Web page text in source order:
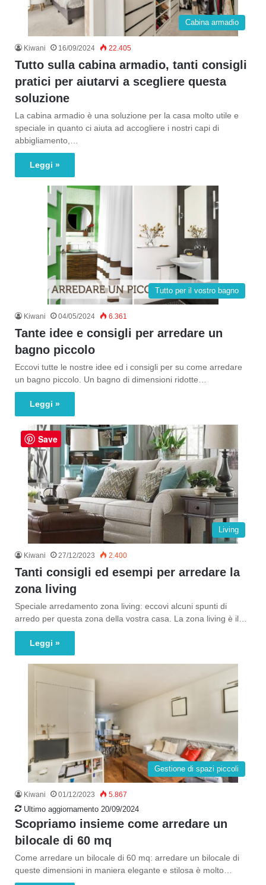
Cabina armadio
Kiwani 16/09/2024 22.405
Tutto sulla cabina armadio, tanti consigli
pratici per aiutarvi a scegliere questa
soluzione
La cabina armadio è una soluzione per la casa molto utile e
speciale in quanto ci aiuta ad accogliere i nostri capi di
abbigliamento,…
Leggi »
Tutto per il vostro bagno
Kiwani 04/05/2024 6.361
Tante idee e consigli per arredare un
bagno piccolo
Eccovi tutte le nostre idee ed i consigli per su come arredare
un bagno piccolo. Un bagno di dimensioni ridotte…
Leggi »
Living
Kiwani 27/12/2023 2.400
Tanti consigli ed esempi per arredare la
zona living
Speciale arredamento zona living: eccovi alcuni spunti di
arredo per questa zona della vostra casa. La zona living è il…
Leggi »
Gestione di spazi piccoli
Kiwani 01/12/2023 5.867
Ultimo aggiornamento 20/09/2024
Scopriamo insieme come arredare un
bilocale di 60 mq
Come arredare un bilocale di 60 mq: arredare un bilocale di
queste dimensioni in maniera elegante e stilosa è molto…
Save